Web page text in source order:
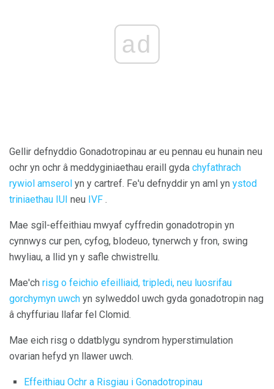
ad
Gellir defnyddio Gonadotropinau ar eu pennau eu hunain neu
ochr yn ochr â meddyginiaethau eraill gyda chyfathrach
rywiol amserol yn y cartref. Fe'u defnyddir yn aml yn ystod
triniaethau IUI neu IVF .
Mae sgîl-effeithiau mwyaf cyffredin gonadotropin yn
cynnwys cur pen, cyfog, blodeuo, tynerwch y fron, swing
hwyliau, a llid yn y safle chwistrellu.
Mae'ch risg o feichio efeilliaid, tripledi, neu luosrifau
gorchymyn uwch yn sylweddol uwch gyda gonadotropin nag
â chyffuriau llafar fel Clomid.
Mae eich risg o ddatblygu syndrom hyperstimulation
ovarian hefyd yn llawer uwch.
Effeithiau Ochr a Risgiau i Gonadotropinau